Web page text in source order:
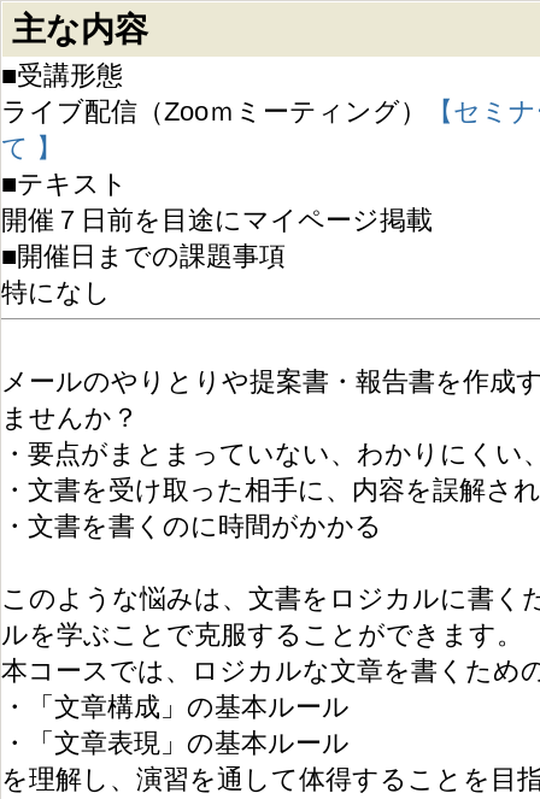
主な内容
■受講形態
ライブ配信（Zooｍミーティング）
【セミ
て 】
■テキスト
開催７日前を目途にマイページ掲載
■開催日までの課題事項
特になし
メールのやりとりや提案書・報告書を作成
ませんか？
・要点がまとまっていない、わかりにくい
・文書を受け取った相手に、内容を誤解さ
・文書を書くのに時間がかかる
このような悩みは、文書をロジカルに書く
ルを学ぶことで克服することができます。
本コースでは、ロジカルな文章を書くため
・「文章構成」の基本ルール
・「文章表現」の基本ルール
を理解し、演習を通して体得することを目